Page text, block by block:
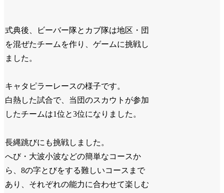
式典後、ビーバー隊とカブ隊は地区・団
を混ぜたチームを作り、ゲームに挑戦し
ました。
キャタピラーレースの様子です。
白熱した試合で、当団のスカウトが参加
したチームは1位と3位になりました。
長縄跳びにも挑戦しました。
へび・大波小波などの簡単なコースか
ら、8の字とびをする難しいコースまで
あり、それぞれの能力に合わせて楽しむ